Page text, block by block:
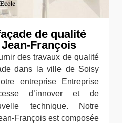
de qualité
François
des travaux de qualité
dans la ville de Soisy
entreprise Entreprise
d’innover et de
technique. Notre
François est composée